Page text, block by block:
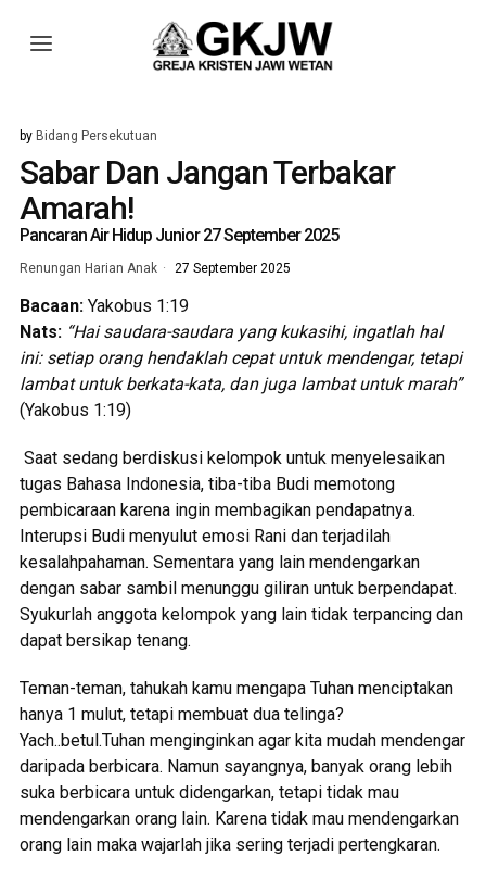
by Bidang Persekutuan
Sabar Dan Jangan Terbakar
Amarah!
Pancaran Air Hidup Junior 27 September 2025
Renungan Harian Anak 27 September 2025
Bacaan: Yakobus 1:19
Nats: “Hai saudara-saudara yang kukasihi, ingatlah hal
ini: setiap orang hendaklah cepat untuk mendengar, tetapi
lambat untuk berkata-kata, dan juga lambat untuk marah”
(Yakobus 1:19)
Saat sedang berdiskusi kelompok untuk menyelesaikan
tugas Bahasa Indonesia, tiba-tiba Budi memotong
pembicaraan karena ingin membagikan pendapatnya.
Interupsi Budi menyulut emosi Rani dan terjadilah
kesalahpahaman. Sementara yang lain mendengarkan
dengan sabar sambil menunggu giliran untuk berpendapat.
Syukurlah anggota kelompok yang lain tidak terpancing dan
dapat bersikap tenang.
Teman-teman, tahukah kamu mengapa Tuhan menciptakan
hanya 1 mulut, tetapi membuat dua telinga?
Yach..betul.Tuhan menginginkan agar kita mudah mendengar
daripada berbicara. Namun sayangnya, banyak orang lebih
suka berbicara untuk didengarkan, tetapi tidak mau
mendengarkan orang lain. Karena tidak mau mendengarkan
orang lain maka wajarlah jika sering terjadi pertengkaran.